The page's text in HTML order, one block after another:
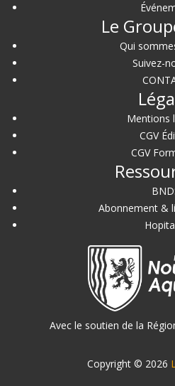
Le
Qui
Suivez-
Mentions
CGV
CGV
Abonnement &
Avec le soutien de la
Copyright © 2026